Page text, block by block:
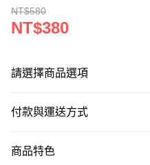
NT$580
NT$380
請選擇商品選項
付款與運送方式
信用卡一次付款
商品特色